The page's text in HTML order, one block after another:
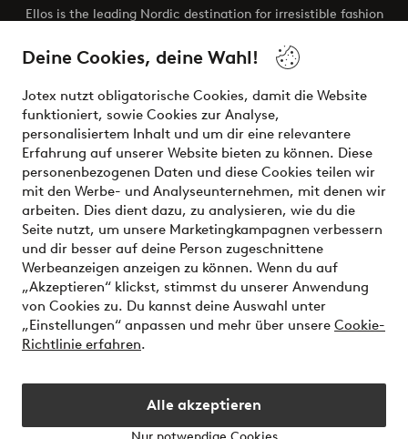
Deine Cookies, deine Wahl!
Jotex nutzt obligatorische Cookies, damit die Website
funktioniert, sowie Cookies zur Analyse,
personalisiertem Inhalt und um dir eine relevantere
Erfahrung auf unserer Website bieten zu können. Diese
personenbezogenen Daten und diese Cookies teilen wir
mit den Werbe- und Analyseunternehmen, mit denen wir
arbeiten. Dies dient dazu, zu analysieren, wie du die
Seite nutzt, um unsere Marketingkampagnen verbessern
und dir besser auf deine Person zugeschnittene
Werbeanzeigen anzeigen zu können. Wenn du auf
„Akzeptieren“ klickst, stimmst du unserer Anwendung
von Cookies zu. Du kannst deine Auswahl unter
„Einstellungen“ anpassen und mehr über unsere Cookie-
Richtlinie erfahren.
Alle akzeptieren
Ellos is the leading Nordic destination for irresistible fashion
the latest trends, curated to make finding your next look
effortless. It’s all here.
Visit Ellos
Sichere Zahlungen - Jetzt bezahlen oder aufteilen
Möchtest du mehr über unsere
Zahlungsmöglichkeitenerfahren?